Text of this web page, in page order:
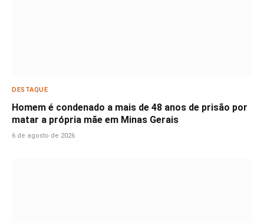
DESTAQUE
Homem é condenado a mais de 48 anos de prisão por
matar a própria mãe em Minas Gerais
6 de agosto de 2026